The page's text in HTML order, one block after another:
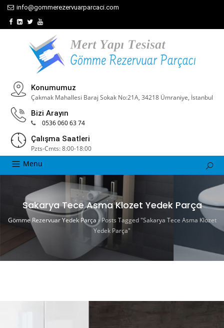
info@gommerezervuarparcaci.com
Konumumuz
Çakmak Mahallesi Baraj Sokak No:21A, 34218 Ümraniye, İstanbul
Bizi Arayın
0536 060 63 74
Çalışma Saatleri
Pzts-Cmts: 8:00-18:00
Menu
Sakarya Tece Asma Klozet Yedek Parça
Gömme Rezervuar Yedek Parça›Posts Tagged "Sakarya Tece Asma Klozet
Yedek Parça"